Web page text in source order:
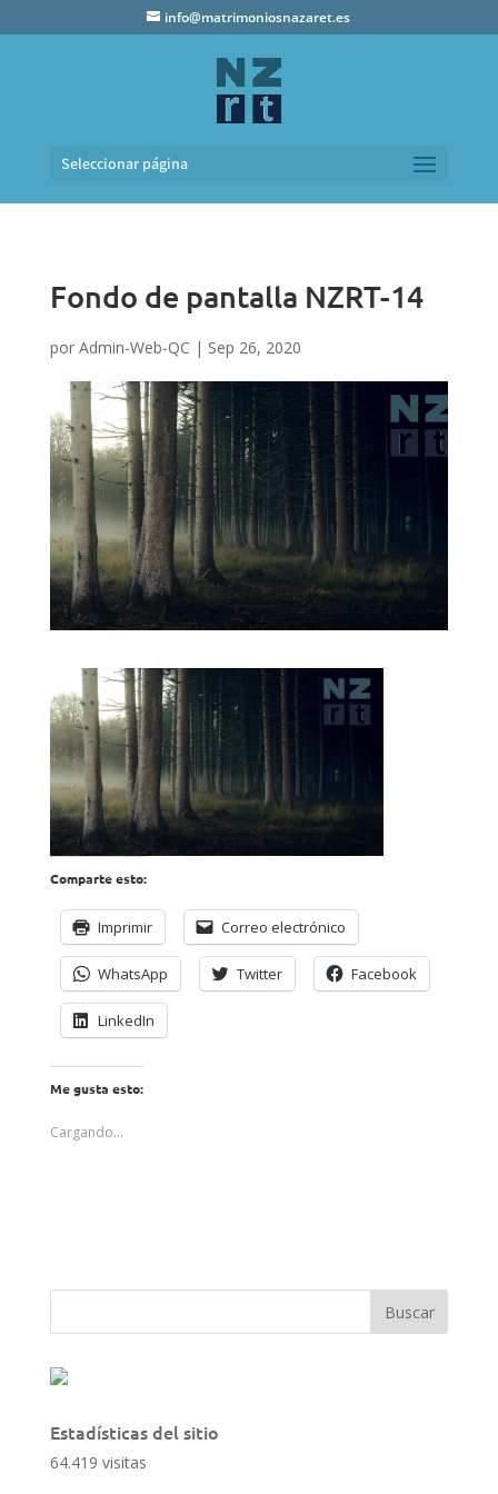
info@matrimoniosnazaret.es
Seleccionar página
Fondo de pantalla NZRT-14
por Admin-Web-QC | Sep 26, 2020
Comparte esto:
Imprimir Correo electrónico
WhatsApp Twitter Facebook
LinkedIn
Me gusta esto:
Cargando...
Estadísticas del sitio
64.419 visitas